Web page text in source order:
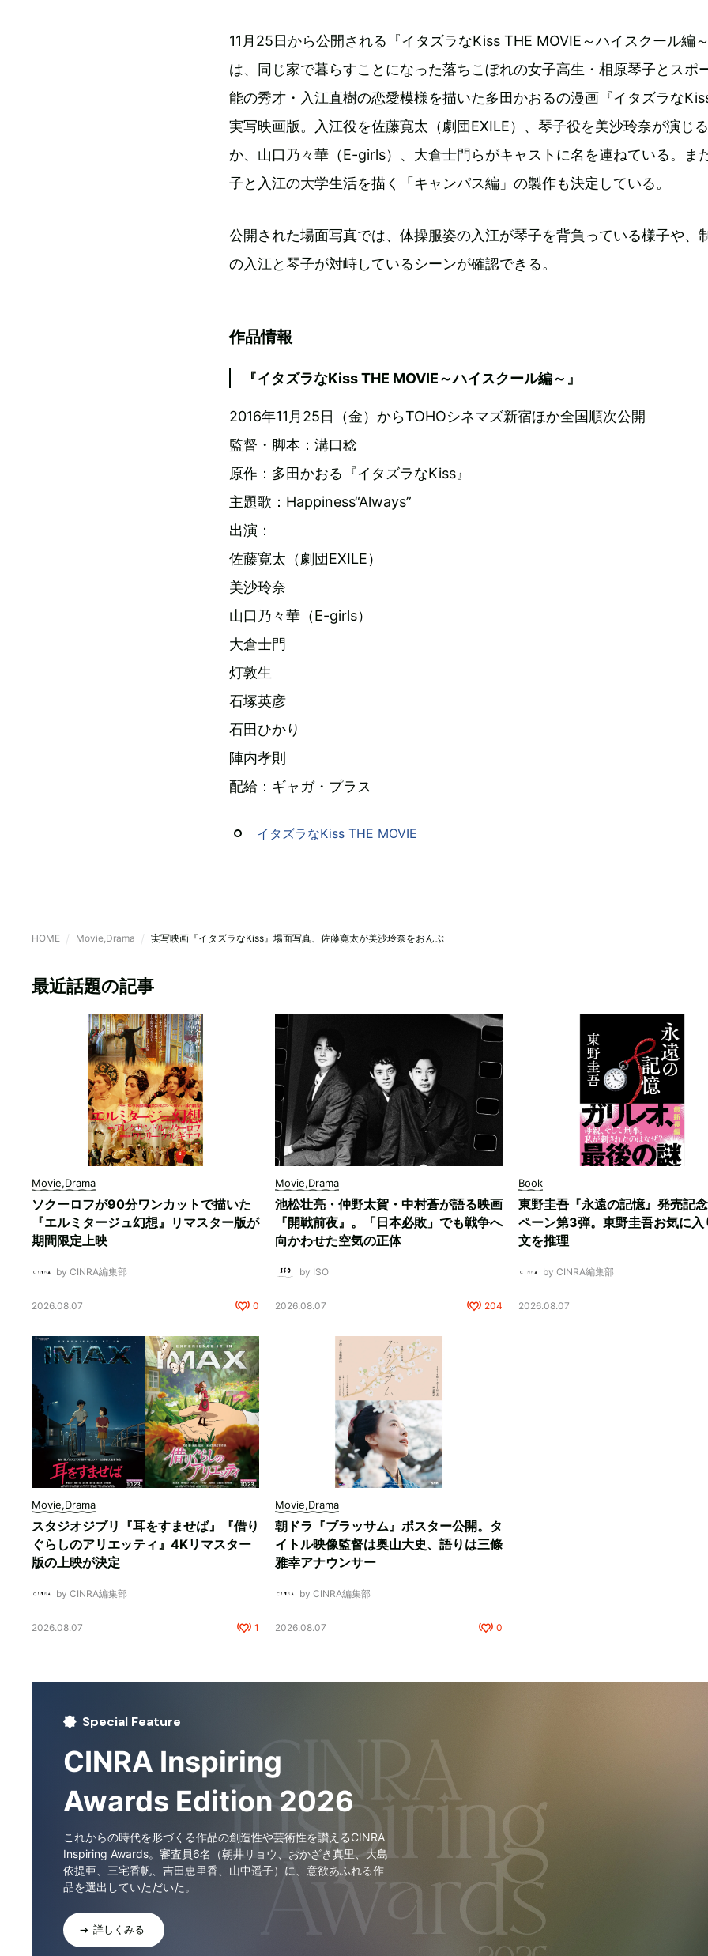
11月25日から公開される『イタズラなKiss THE MOVIE～ハイスクール編
は、同じ家で暮らすことになった落ちこぼれの女子高生・相原琴子とスポ
能の秀才・入江直樹の恋愛模様を描いた多田かおるの漫画『イタズラな
実写映画版。入江役を佐藤寛太（劇団EXILE）、琴子役を美沙玲奈が演じ
か、山口乃々華（E-girls）、大倉士門らがキャストに名を連ねている。ま
子と入江の大学生活を描く「キャンパス編」の製作も決定している。
公開された場面写真では、体操服姿の入江が琴子を背負っている様子や、
の入江と琴子が対峙しているシーンが確認できる。
作品情報
『イタズラなKiss THE MOVIE～ハイスクール編～』
2016年11月25日（金）からTOHOシネマズ新宿ほか全国順次公開
監督・脚本：溝口稔
原作：多田かおる『イタズラなKiss』
主題歌：Happiness“Always”
出演：
佐藤寛太（劇団EXILE）
美沙玲奈
山口乃々華（E-girls）
大倉士門
灯敦生
石塚英彦
石田ひかり
陣内孝則
配給：ギャガ・プラス
イタズラなKiss THE MOVIE
HOME Movie,Drama 実写映画『イタズラなKiss』場面写真、佐藤寛太が美沙玲奈をおんぶ
最近話題の記事
Movie,Drama
ソクーロフが90分ワンカットで描いた
『エルミタージュ幻想』リマスター版が
期間限定上映
by CINRA編集部
2026.08.07 0
Movie,Drama
池松壮亮・仲野太賀・中村蒼が語る映画
『開戦前夜』。「日本必敗」でも戦争へ
向かわせた空気の正体
by ISO
2026.08.07 204
Book
東野圭吾『永遠の記憶』発売記
ペーン第3弾。東野圭吾お気に入
文を推理
by CINRA編集部
2026.08.07
Movie,Drama
スタジオジブリ『耳をすませば』『借り
ぐらしのアリエッティ』4Kリマスター
版の上映が決定
by CINRA編集部
2026.08.07 1
Movie,Drama
朝ドラ『ブラッサム』ポスター公開。タ
イトル映像監督は奥山大史、語りは三條
雅幸アナウンサー
by CINRA編集部
2026.08.07 0
Special Feature
CINRA Inspiring
Awards Edition 2026
これからの時代を形づくる作品の創造性や芸術性を讃えるCINRA
Inspiring Awards。審査員6名（朝井リョウ、おかざき真里、大島
依提亜、三宅香帆、吉田恵里香、山中遥子）に、意欲あふれる作
品を選出していただいた。
詳しくみる